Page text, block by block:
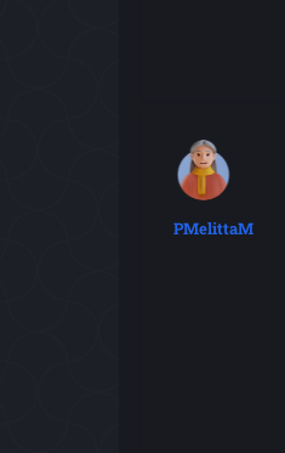
PMelittaM